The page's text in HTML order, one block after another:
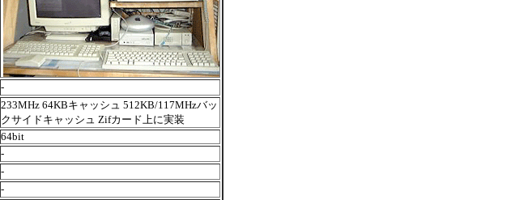
-
233MHz 64KBキャッシュ 512KB/117MHzバッ
クサイドキャッシュ Zifカード上に実装
64bit
-
-
-